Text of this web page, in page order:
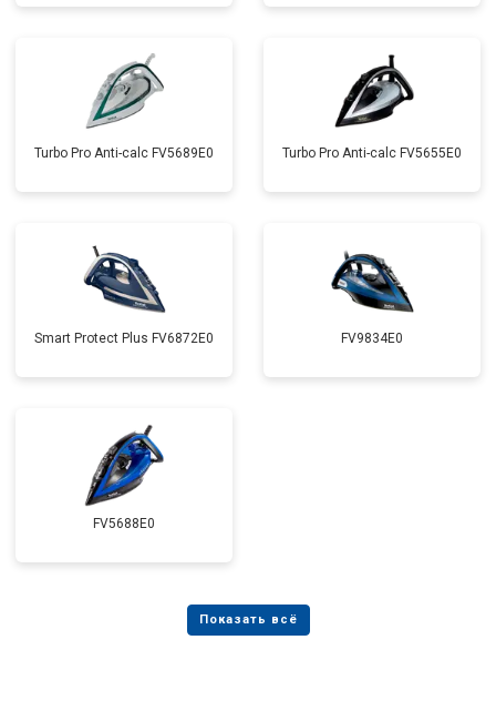
Turbo Pro Anti-calc FV5689E0 Turbo Pro Anti-calc FV5655E0
Smart Protect Plus FV6872E0 FV9834E0
FV5688E0